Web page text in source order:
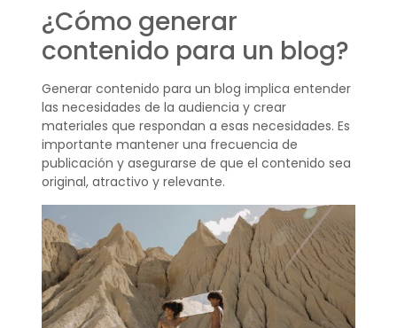
¿Cómo generar
contenido para un blog?
Generar contenido para un blog implica entender
las necesidades de la audiencia y crear
materiales que respondan a esas necesidades. Es
importante mantener una frecuencia de
publicación y asegurarse de que el contenido sea
original, atractivo y relevante.